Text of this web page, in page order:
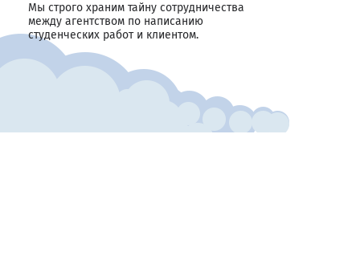
Мы строго храним тайну сотрудничества
между агентством по написанию
студенческих работ и клиентом.